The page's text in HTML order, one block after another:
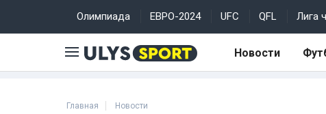
Олимпиада ЕВРО-2024 UFC QFL Лига
Новости
Главная Новости